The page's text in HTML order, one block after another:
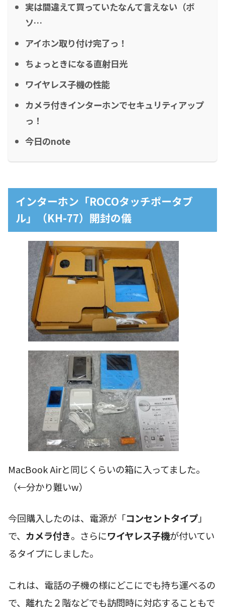
実は間違えて買っていたなんて言えない（ボ
ソ…
アイホン取り付け完了っ！
ちょっときになる直射日光
ワイヤレス子機の性能
カメラ付きインターホンでセキュリティアップ
っ！
今日のnote
インターホン「ROCOタッチポータブ
ル」（KH-77）開封の儀
MacBook Airと同じくらいの箱に入ってました。
（←分かり難いw）
今回購入したのは、電源が「コンセントタイプ」
で、 カメラ付き。さらにワイヤレス子機が付いてい
るタイプにしました。
これは、電話の子機の様にどこにでも持ち運べるの
で、離れた２階などでも訪問時に対応することもで